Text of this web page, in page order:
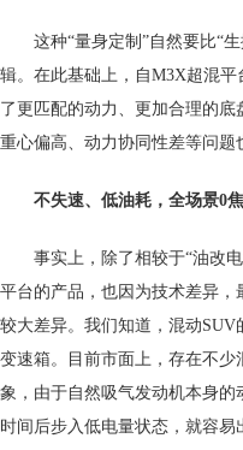
这种“量身定制”自然要比“
辑。在此基础上，自M3X超混
了更匹配的动力、更加合理的底
重心偏高、动力协同性差等问题
不失速、低油耗， 全场景0
事实上，除了相较于“油改
平台的产品，也因为技术差异
较大差异。我们知道，混动SUV
变速箱。目前市面上，存在不
象，由于自然吸气发动机本身
时间后步入低电量状态，就容易